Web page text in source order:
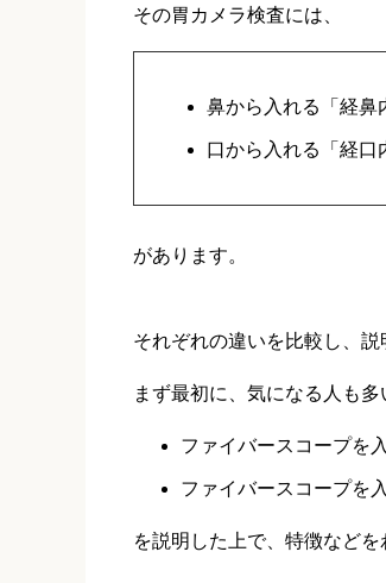
その胃カメラ検査には、
鼻から入れる「経鼻
口から入れる「経口
があります。
それぞれの違いを比較し、説
まず最初に、気になる人も
ファイバースコープを
ファイバースコープを
を説明した上で、特徴など